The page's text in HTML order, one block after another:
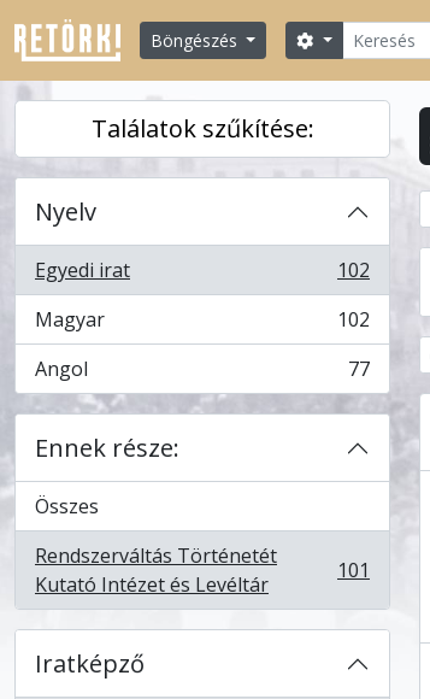
Skip to main content
Böngészés
Keresés
Search options
Találatok szűkítése:
Nyelv
Egyedi irat
, 102 eredmények
102
Magyar
, 102 eredmények
102
Angol
, 77 eredmények 77
Ennek része:
Összes
Rendszerváltás Történetét
Kutató Intézet és Levéltár
, 101 eredmények 101
Iratképző